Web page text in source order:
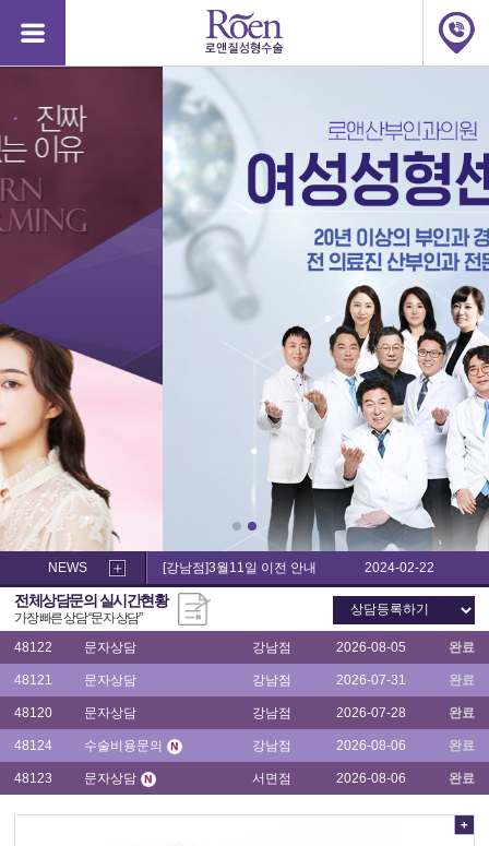
질
형
수
술,
질
축
소,
질
수
술
가
격,
소
음
늘
어
남,
소
음
순
수
이
쁜
이
수
술
후
기
형
수
술,
질
축
소,
질
수
가
격,
소
음
늘
어
남,
소
음
순
수
이
쁜
이
수
술
후
기
NEWS [강남점]3월11일 이전 안내 2024-02-22
전체상담문의 실시간현황
가장 빠른 상담 “문자 상담”
48124 강남점 2026-08-06 완료
48123 문자상담 서면점 2026-08-06 완료
48122 문자상담 강남점 2026-08-05 완료
48121 문자상담 강남점 2026-07-31 완료
48120 문자상담 강남점 2026-07-28 완료
수술비용문의 강남점 2026-08-06 완료
48123 문자상담 2026-08-06 완료
48122 문자상담 강남점 2026-08-05 완료
48121 문자상담 강남점 2026-07-31 완료
48120 문자상담 강남점 2026-07-28 완료
48124 수술비용문의 강남점 2026-08-06 완료
48123 문자상담 서면점 2026-08-06 완료